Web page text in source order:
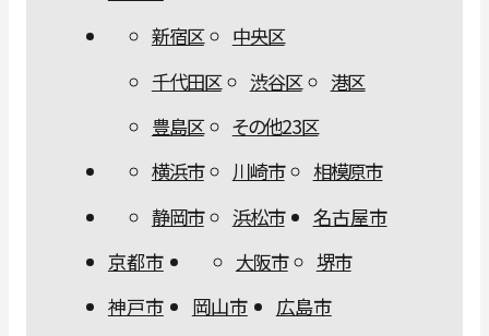
新宿区
中央区
千代田区
渋谷区
港区
豊島区
その他23区
横浜市
川崎市
相模原市
静岡市
浜松市
名古屋市
京都市
大阪市
堺市
神戸市
岡山市
広島市